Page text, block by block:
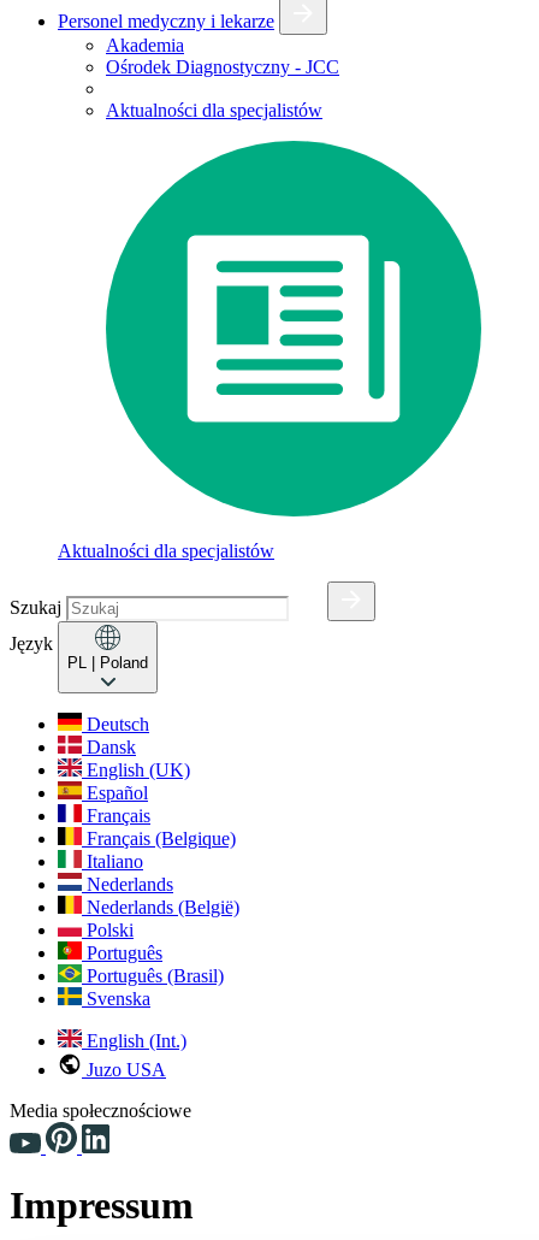
Personel medyczny i lekarze
Akademia
Ośrodek Diagnostyczny - JCC
Aktualności dla specjalistów
Aktualności dla specjalistów
Szukaj
Język
PL | Poland
Deutsch
Dansk
English (UK)
Español
Français
Français (Belgique)
Italiano
Nederlands
Nederlands (België)
Polski
Português
Português (Brasil)
Svenska
English (Int.)
Juzo USA
Media społecznościowe
Impressum